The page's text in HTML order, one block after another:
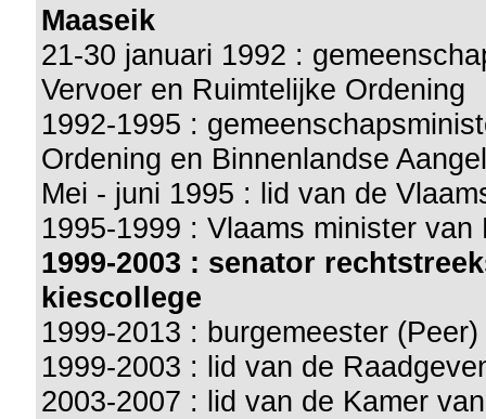
Maaseik
21-30 januari 1992 :
Vervoer en Ruimtelijke Ordening
1992-1995 :
Ordening en Binnenlandse
Mei - juni 1995 : lid van de
1995-1999 : Vlaams minister
1999-2003 : senator
kiescollege
1999-2013 : burgemeester (Peer)
1999-2003 : lid van de
2003-2007 : lid van de Kamer